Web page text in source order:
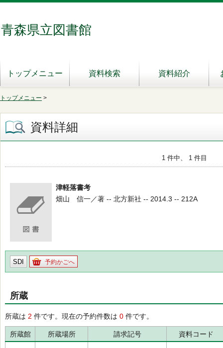
青森県立図書館
トップメニュー 資料検索 資料紹介
トップメニュー >
資料詳細
1 件中、 1 件目
津軽落書考
畑山 信一／著 -- 北方新社 -- 2014.3 -- 212A
SDI 予約かごへ
所蔵
所蔵は 2 件です。現在の予約件数は 0 件です。
所蔵館 所蔵場所 請求記号 資料コード